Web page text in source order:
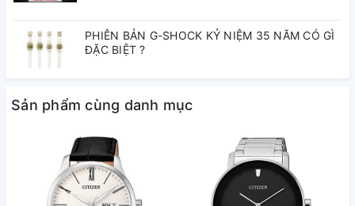
Bảo hành quốc tế: 1 năm
Đường kính vỏ:
Chất liệu vỏ: Thép không gỉ
PHIÊN BẢN G-SHOCK KỶ NIỆM 35 NĂM CÓ GÌ
ĐẶC BIỆT ?
Sản phẩm cùng danh mục